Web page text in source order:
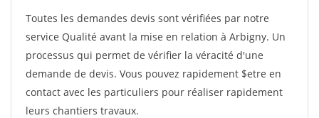
Toutes les demandes devis sont vérifiées par notre
service Qualité avant la mise en relation à Arbigny. Un
processus qui permet de vérifier la véracité d'une
demande de devis. Vous pouvez rapidement $etre en
contact avec les particuliers pour réaliser rapidement
leurs chantiers travaux.